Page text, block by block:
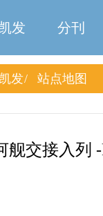
发 分刊
发
站点地图
舰交接入列